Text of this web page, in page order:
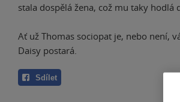
stala dospělá žena, což mu taky hodlá
Ať už Thomas sociopat je, nebo není,
Daisy postará.
Sdílet